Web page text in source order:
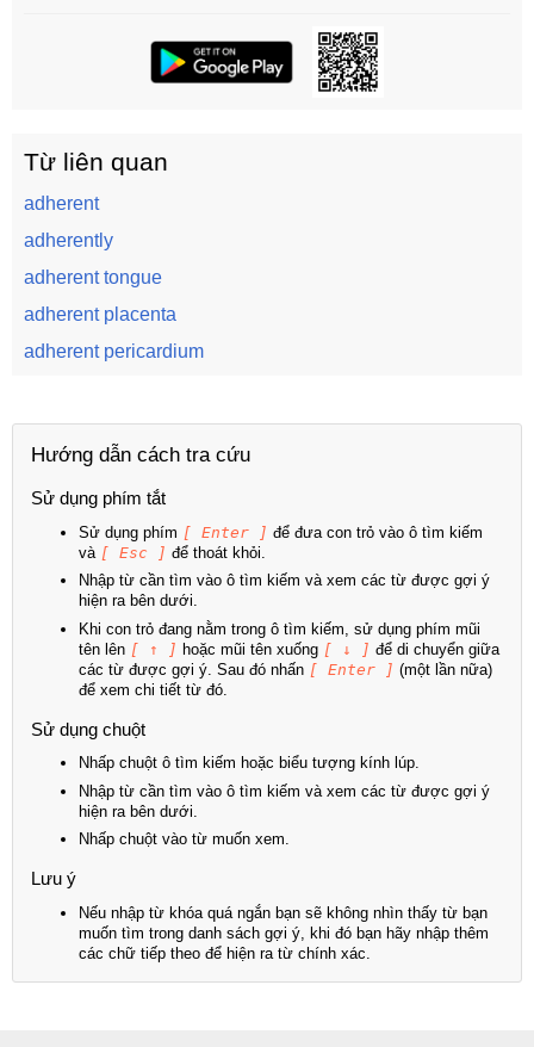
Từ liên quan
adherent
adherently
adherent tongue
adherent placenta
adherent pericardium
Hướng dẫn cách tra cứu
Sử dụng phím tắt
Sử dụng phím [ Enter ] để đưa con trỏ vào ô tìm kiếm
và [ Esc ] để thoát khỏi.
Nhập từ cần tìm vào ô tìm kiếm và xem các từ được gợi ý
hiện ra bên dưới.
Khi con trỏ đang nằm trong ô tìm kiếm, sử dụng phím mũi
tên lên [ ↑ ] hoặc mũi tên xuống [ ↓ ] để di chuyển giữa
các từ được gợi ý. Sau đó nhấn [ Enter ] (một lần nữa)
để xem chi tiết từ đó.
Sử dụng chuột
Nhấp chuột ô tìm kiếm hoặc biểu tượng kính lúp.
Nhập từ cần tìm vào ô tìm kiếm và xem các từ được gợi ý
hiện ra bên dưới.
Nhấp chuột vào từ muốn xem.
Lưu ý
Nếu nhập từ khóa quá ngắn bạn sẽ không nhìn thấy từ bạn
muốn tìm trong danh sách gợi ý, khi đó bạn hãy nhập thêm
các chữ tiếp theo để hiện ra từ chính xác.